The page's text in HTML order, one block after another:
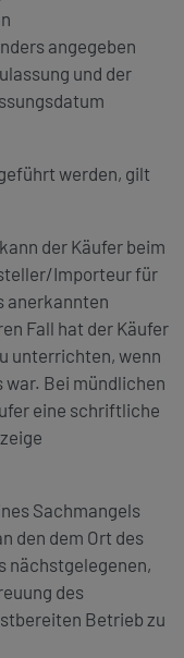
angegeben
und der
werden, gilt
der Käufer beim
Importeur für
anerkannten
Fall hat der Käufer
unterrichten, wenn
Bei mündlichen
eine schriftliche
Sachmangels
den dem Ort des
nächstgelegenen,
des
Betrieb zu